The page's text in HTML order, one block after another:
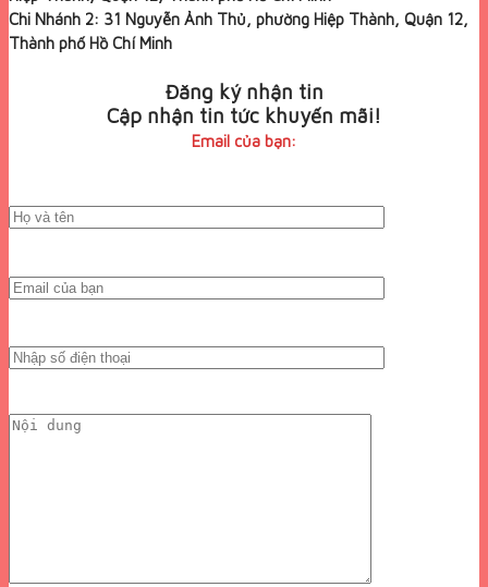
Chi Nhánh 2: 31 Nguyễn Ảnh Thủ, phường Hiệp Thành, Quận 12,
Thành phố Hồ Chí Minh
Đăng ký nhận tin
Cập nhận tin tức khuyến mãi!
Email của bạn: